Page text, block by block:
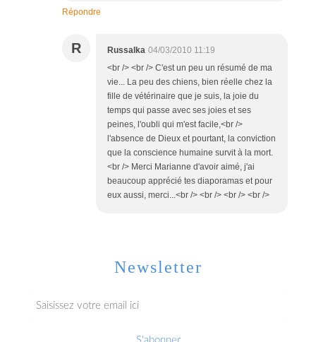
Répondre
R Russalka 04/03/2010 11:19
<br /> <br /> C'est un peu un résumé de ma
vie... La peu des chiens, bien réelle chez la
fille de vétérinaire que je suis, la joie du
temps qui passe avec ses joies et ses
peines, l'oubli qui m'est facile,<br />
l'absence de Dieux et pourtant, la conviction
que la conscience humaine survit à la mort.
<br /> Merci Marianne d'avoir aimé, j'ai
beaucoup apprécié tes diaporamas et pour
eux aussi, merci...<br /> <br /> <br /> <br />
Newsletter